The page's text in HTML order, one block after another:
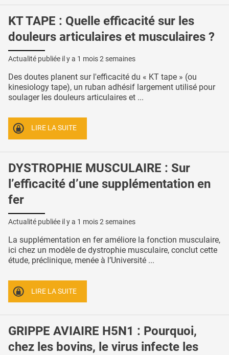
KT TAPE : Quelle efficacité sur les
douleurs articulaires et musculaires ?
Actualité publiée il y a 1 mois 2 semaines
Des doutes planent sur l'efficacité du « KT tape » (ou
kinesiology tape), un ruban adhésif largement utilisé pour
soulager les douleurs articulaires et ...
LIRE LA SUITE
DYSTROPHIE MUSCULAIRE : Sur
l’efficacité d’une supplémentation en
fer
Actualité publiée il y a 1 mois 2 semaines
La supplémentation en fer améliore la fonction musculaire,
ici chez un modèle de dystrophie musculaire, conclut cette
étude, préclinique, menée à l’Université ...
LIRE LA SUITE
GRIPPE AVIAIRE H5N1 : Pourquoi,
chez les bovins, le virus infecte les